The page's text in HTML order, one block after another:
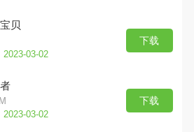
贝
2023-03-02
下载
2023-03-02
下载